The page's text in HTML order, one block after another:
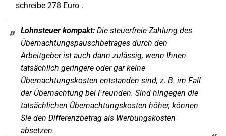
schreibe 278 Euro .
Lohnsteuer kompakt: Die steuerfreie Zahlung des
Übernachtungspauschbetrages durch den
Arbeitgeber ist auch dann zulässig, wenn Ihnen
tatsächlich geringere oder gar keine
Übernachtungskosten entstanden sind, z. B. im Fall
der Übernachtung bei Freunden. Sind hingegen die
tatsächlichen Übernachtungskosten höher, können
Sie den Differenzbetrag als Werbungskosten
absetzen.